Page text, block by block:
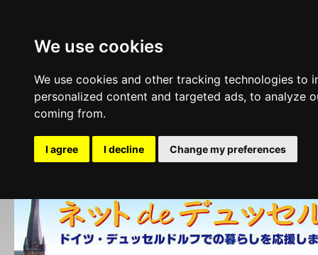
We use cookies
We use cookies and other tracking technologies
personalized content and targeted ads, to analyze
coming from.
I agree I decline Change my preferences